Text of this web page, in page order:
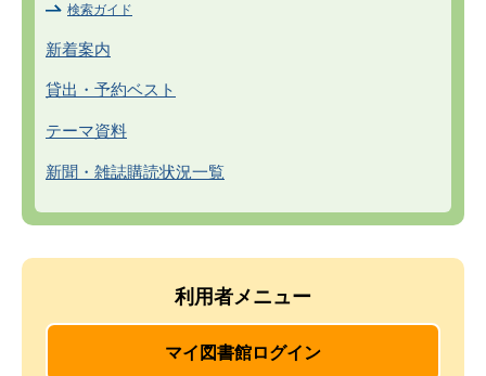
利用者メニュー
マイ図書館ログイン
検索ガイド
新着案内
貸出・予約ベスト
テーマ資料
新聞・雑誌購読状況一覧